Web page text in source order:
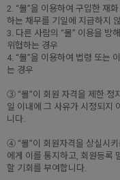
2. “몰”을 이용하여 구입한 재
하는 채무를 기일에 지급하지
3. 다른 사람의 “몰” 이용을 방
위협하는 경우
4. “몰”을 이용하여 법령 또는
는 경우
③ “몰”이 회원 자격을 제한·정
일 이내에 그 사유가 시정되지
니다.
④ “몰”이 회원자격을 상실시
에게 이를 통지하고, 회원등록
할 기회를 부여합니다.